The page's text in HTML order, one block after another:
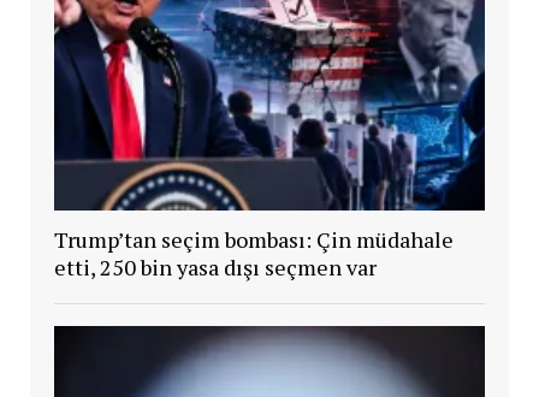
Trump’tan seçim bombası: Çin müdahale
etti, 250 bin yasa dışı seçmen var